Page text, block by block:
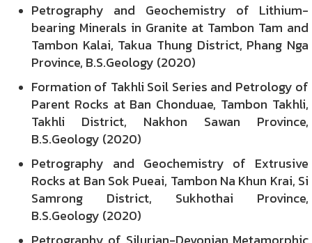
Petrography and Geochemistry of Lithium-
bearing Minerals in Granite at Tambon Tam and
Tambon Kalai, Takua Thung District, Phang Nga
Province, B.S.Geology (2020)
Formation of Takhli Soil Series and Petrology of
Parent Rocks at Ban Chonduae, Tambon Takhli,
Takhli District, Nakhon Sawan Province,
B.S.Geology (2020)
Petrography and Geochemistry of Extrusive
Rocks at Ban Sok Pueai, Tambon Na Khun Krai, Si
Samrong District, Sukhothai Province,
B.S.Geology (2020)